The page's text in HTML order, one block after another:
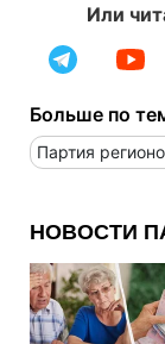
Или
Больше по
Партия